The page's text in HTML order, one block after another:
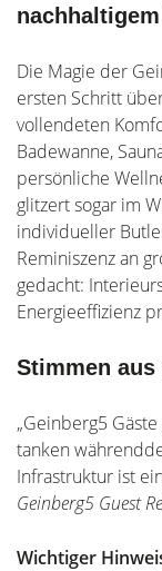
Die Magie der
ersten Schritt
vollendeten
Badewanne,
persönliche
glitzert sogar im
individueller
Reminiszenz an
gedacht:
Energieeffizienz
Stimmen aus
„Geinberg5
tanken
Infrastruktur ist
Geinberg5 Guest
Wichtiger